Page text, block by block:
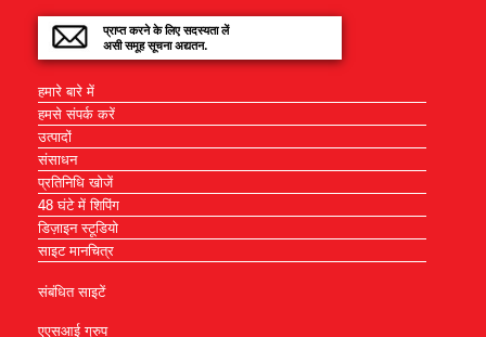
प्राप्त करने के लिए सदस्यता लें
असी समूह सूचना अद्यतन.
हमारे बारे में
हमसे संपर्क करें
उत्पादों
संसाधन
प्रतिनिधि खोजें
48 घंटे में शिपिंग
डिज़ाइन स्टूडियो
साइट मानचित्र
संबंधित साइटें
एएसआई ग्रुप